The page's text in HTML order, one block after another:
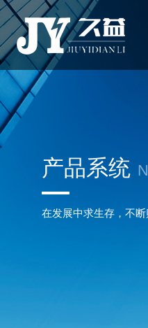
产品系统
在发展中求生存，不